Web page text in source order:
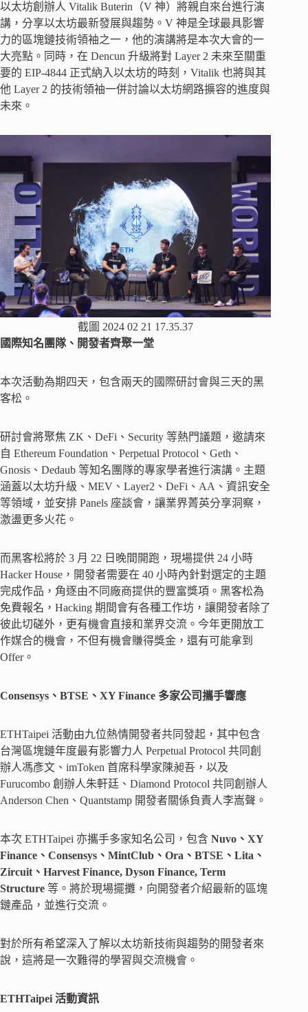
以太坊創辦人 Vitalik Buterin（V 神）將親自來台進行演
講，分享以太坊最新發展與趨勢。V 神是全球最具影響
力的區塊鏈技術領袖之一，他的演講將是本次大會的一
大亮點。同時，在 Dencun 升級將對 Layer 2 未來至關重
要的 EIP-4844 正式納入以太坊的時刻，Vitalik 也將與其
他 Layer 2 的技術領袖一併討論以太坊網路擴容的進度與
未來。
截圖 2024 02 21 17.35.37
國際知名團隊、開發者齊聚一堂
本次活動為期四天，包含兩天的國際研討會與三天的黑
客松。
研討會將聚焦 ZK、DeFi、Security 等熱門議題，邀請來
自 Ethereum Foundation、Perpetual Protocol、Geth、
Gnosis、Dedaub 等知名團隊的專家學者進行演講。主題
涵蓋以太坊升級、MEV、Layer2、DeFi、AA、資訊安全
等領域，並安排 Panels 座談會，讓業界菁英分享洞察，
激盪更多火花。
而黑客松將於 3 月 22 日晚間開跑，現場提供 24 小時
Hacker House，開發者需要在 40 小時內針對選定的主題
完成作品，角逐由不同廠商提供的豐富獎項。黑客松為
免費報名，Hacking 期間會有各種工作坊，讓開發者除了
彼此切磋外，更有機會直接和業界交流。今年更開放工
作媒合的機會，不但有機會賺得獎金，還有可能拿到
Offer。
Consensys、BTSE、XY Finance 多家公司攜手響應
ETHTaipei 活動由九位熱情開發者共同發起，其中包含
台灣區塊鏈年度最有影響力人 Perpetual Protocol 共同創
辦人馮彥文、imToken 首席科學家陳昶吾，以及
Furucombo 創辦人朱軒廷、Diamond Protocol 共同創辦人
Anderson Chen、Quantstamp 開發者關係負責人李嵩聲。
本次 ETHTaipei 亦攜手多家知名公司，包含 Nuvo、XY
Finance、Consensys、 MintClub、Ora、BTSE、Lita、
Zircuit、Harvest Finance, Dyson Finance, Term
Structure 等。將於現場擺攤，向開發者介紹最新的區塊
鏈產品，並進行交流。
對於所有希望深入了解以太坊新技術與趨勢的開發者來
說，這將是一次難得的學習與交流機會。
ETHTaipei 活動資訊